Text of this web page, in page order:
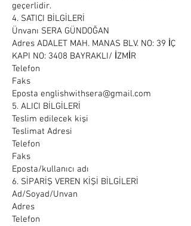
geçerlidir.
4. SATICI BİLGİLERİ
Ünvanı SERA GÜNDOĞAN
Adres ADALET MAH. MANAS BLV. NO: 39 İÇ
KAPI NO: 3408 BAYRAKLI/ İZMİR
Telefon
Faks
Eposta englishwithsera@gmail.com
5. ALICI BİLGİLERİ
Teslim edilecek kişi
Teslimat Adresi
Telefon
Faks
Eposta/kullanıcı adı
6. SİPARİŞ VEREN KİŞİ BİLGİLERİ
Ad/Soyad/Unvan
Adres
Telefon